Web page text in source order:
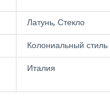
Латунь, Стекло
Колониальный стиль
Италия